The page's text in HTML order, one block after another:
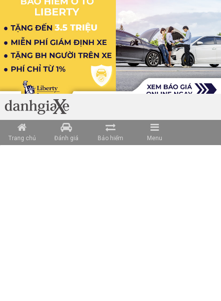
Trang chủ Đánh giá Bảo hiểm Menu